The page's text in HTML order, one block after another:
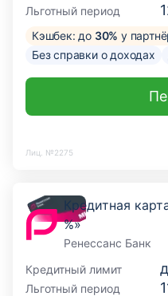
Льготный период
Кэшбек: до 30% у
Без справки о доходах
Лиц. №2275
Кредитная
%»
Ренессанс Банк
Кредитный лимит
Льготный период